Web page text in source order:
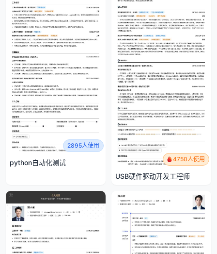
2895人使用
python自动化测试 4750人使用
USB硬件驱动开发工程师